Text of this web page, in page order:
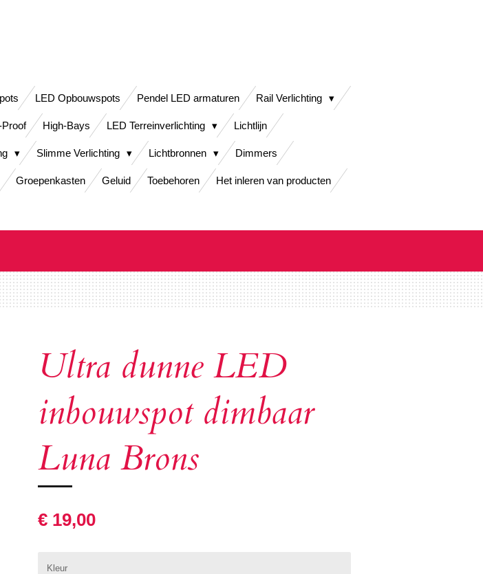
LED Opbouwspots Pendel LED armaturen Rail Verlichting
Proof High-Bays LED Terreinverlichting Lichtlijn
Slimme Verlichting Lichtbronnen Dimmers
Groepenkasten Geluid Toebehoren Het inleren van producten
Ultra dunne LED
inbouwspot dimbaar
Luna Brons
€ 19,00
Kleur